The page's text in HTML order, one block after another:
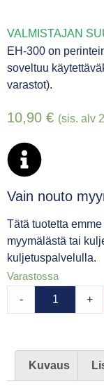
VALMISTAJAN
EH-300 on
soveltuu
varastot).
10,90 € (sis. alv
Vain nouto
Tätä tuotetta
myymälästä tai
kuljetuspalvelulla.
Varastossa
- +
Kuvaus